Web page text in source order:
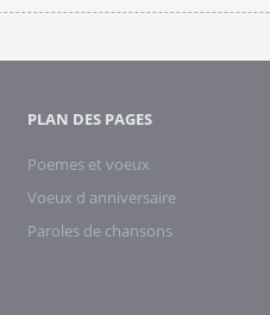
PLAN DES PAGES
Poemes et voeux
Voeux d anniversaire
Paroles de chansons